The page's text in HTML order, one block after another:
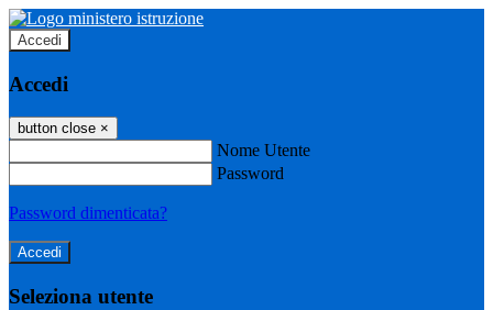
Accedi
Accedi
button close ×
Nome Utente
Password
Password dimenticata?
Seleziona utente